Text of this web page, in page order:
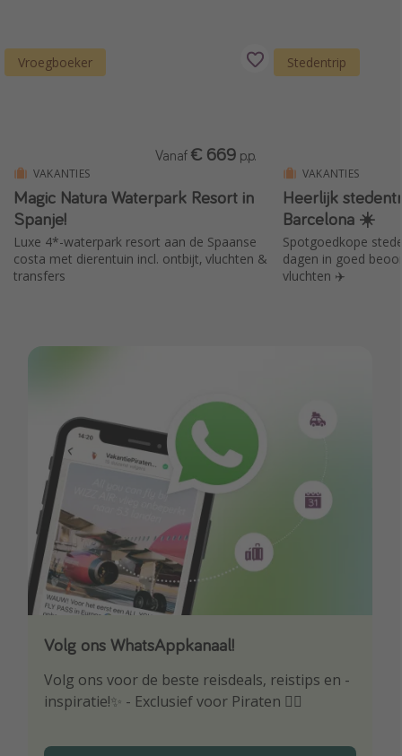
Reiskalender
25 beste pretparken
Strandvakantie in Italië
Strandvakantie in Nederland
All inclusive vakantie in Griekenland
Vroegboeker
VAKANTIES
Magic Natura Waterpark Resort in
Spanje!
Luxe 4*-waterpark resort aan de Spaanse
costa met dierentuin incl. ontbijt, vluchten &
transfers
Vanaf € 669 p.p.
Stedentrip
VAKANTIES
Heerlijk
Barcelona ☀️
Spotgoedkope
dagen in goed
vluchten ✈️
Volg ons WhatsAppkanaal!
Volg ons voor de beste reisdeals, reistips en -
inspiratie!✨ - Exclusief voor Piraten 🏴‍☠️
Download onze app
Wees als eerste op de hoogte van de beste
reisaanbiedingen